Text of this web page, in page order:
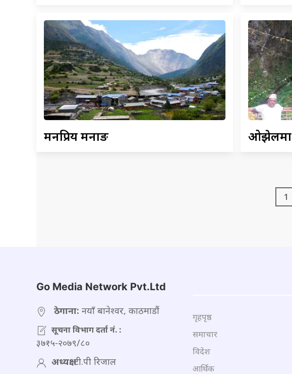
मनप्रियमनाङ ओझेलमा
1
Go Media Network Pvt.Ltd
ठेगाना: नयाँ बानेश्वर, काठमाडौं
सूचना विभाग दर्ता नं. :
३७१५-२०७९/८०
अध्यक्ष:टी.पी रिजाल
गृहपृष्ठ
समाचार
विदेश
आर्थिक